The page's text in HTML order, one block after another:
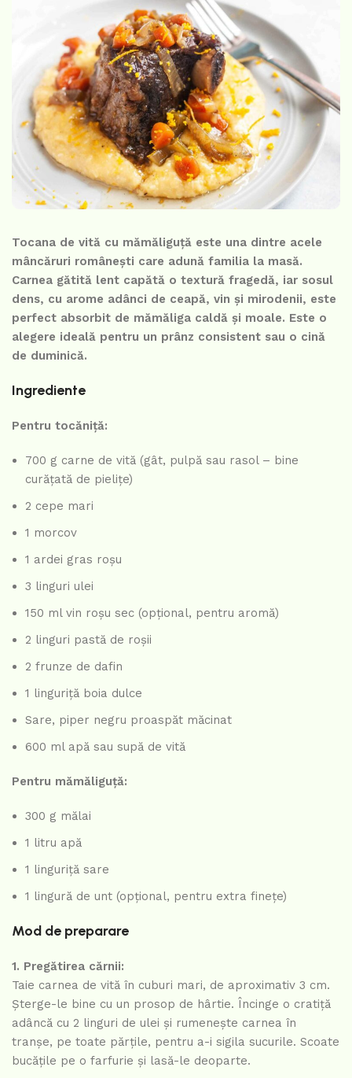
Tocana de vită cu mămăliguță este una dintre acele
mâncăruri românești care adună familia la masă.
Carnea gătită lent capătă o textură fragedă, iar sosul
dens, cu arome adânci de ceapă, vin și mirodenii, este
perfect absorbit de mămăliga caldă și moale. Este o
alegere ideală pentru un prânz consistent sau o cină
de duminică.
Ingrediente
Pentru tocăniță:
700 g carne de vită (gât, pulpă sau rasol – bine
curățată de pielițe)
2 cepe mari
1 morcov
1 ardei gras roșu
3 linguri ulei
150 ml vin roșu sec (opțional, pentru aromă)
2 linguri pastă de roșii
2 frunze de dafin
1 linguriță boia dulce
Sare, piper negru proaspăt măcinat
600 ml apă sau supă de vită
Pentru mămăliguță:
300 g mălai
1 litru apă
1 linguriță sare
1 lingură de unt (opțional, pentru extra finețe)
Mod de preparare
1. Pregătirea cărnii:
Taie carnea de vită în cuburi mari, de aproximativ 3 cm.
Șterge-le bine cu un prosop de hârtie. Încinge o cratiță
adâncă cu 2 linguri de ulei și rumenește carnea în
tranșe, pe toate părțile, pentru a-i sigila sucurile. Scoate
bucățile pe o farfurie și lasă-le deoparte.